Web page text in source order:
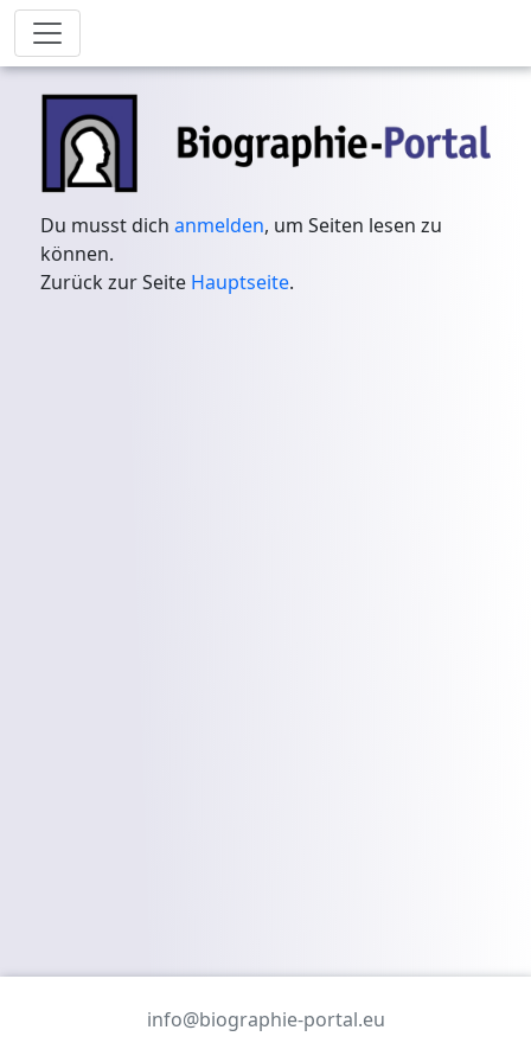
Du musst dichanmelden, um Seiten lesen zu
können.
Zurück zur Seite Hauptseite.
info@biographie-portal.eu